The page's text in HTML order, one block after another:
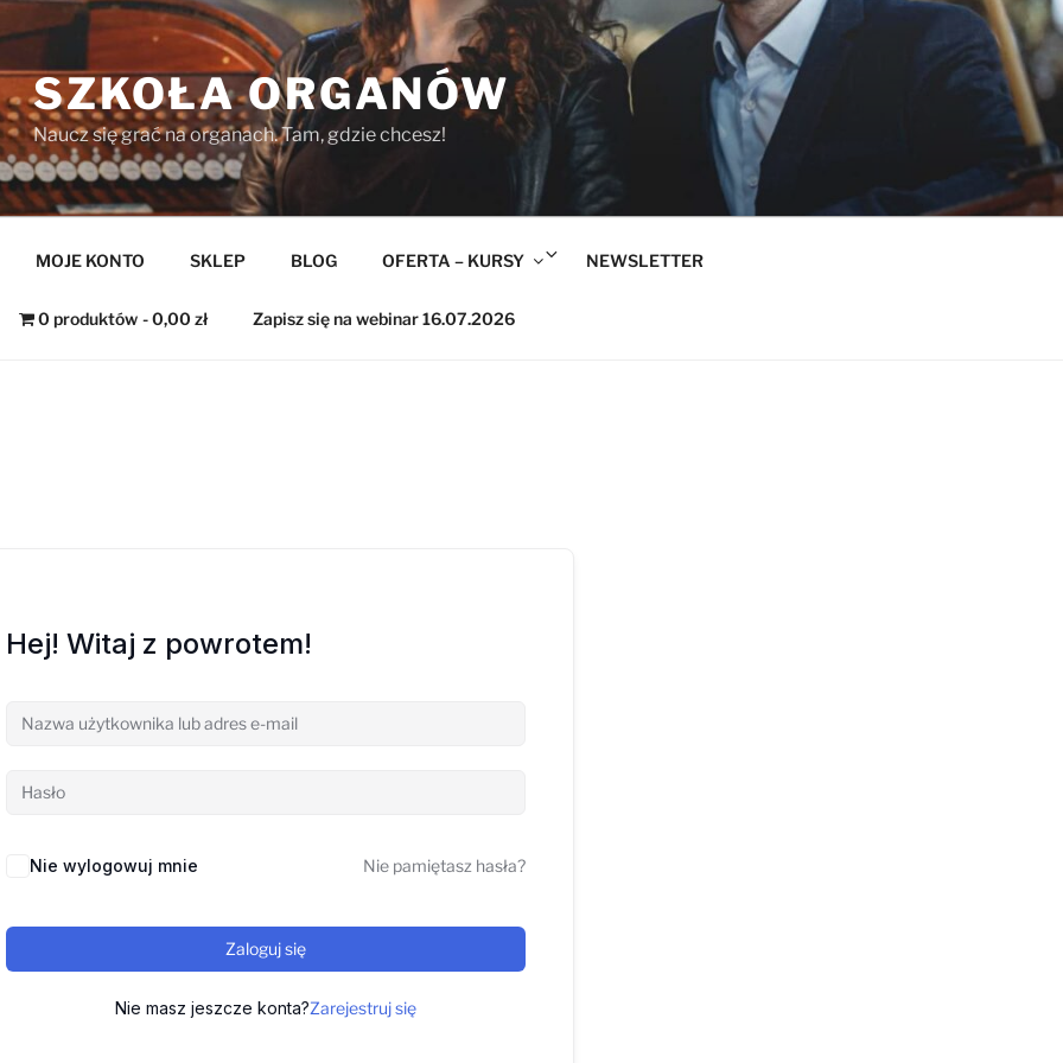
SZKOŁA ORGANÓW
Naucz się grać na organach. Tam, gdzie chcesz!
MOJE KONTO SKLEP BLOG OFERTA – KURSY
Rozwiń
NEWSLETTER
0 produktów 0,00 zł Zapisz się na webinar 16.07.2026
Hej! Witaj z powrotem!
Nie wylogowuj mnie Nie pamiętasz hasła?
Zaloguj się
Nie masz jeszcze konta?Zarejestruj się